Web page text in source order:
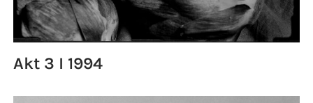
Akt 3 I 1994